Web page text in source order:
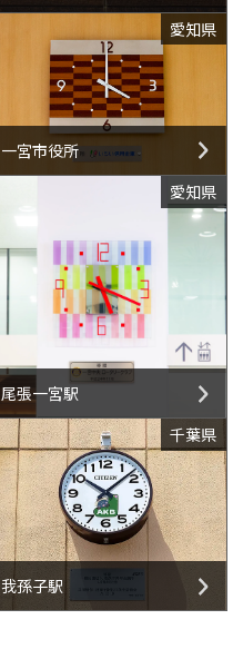
愛知県
一宮市役所
愛知県
尾張一宮駅
千葉県
我孫子駅